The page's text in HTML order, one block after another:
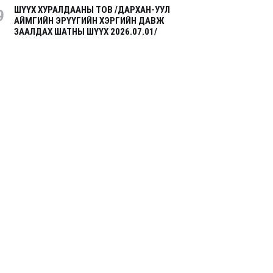
ШҮҮХ ХУРАЛДААНЫ ТОВ /ДАРХАН-УУЛ
АЙМГИЙН ЭРҮҮГИЙН ХЭРГИЙН ДАВЖ
ЗААЛДАХ ШАТНЫ ШҮҮХ 2026.07.01/